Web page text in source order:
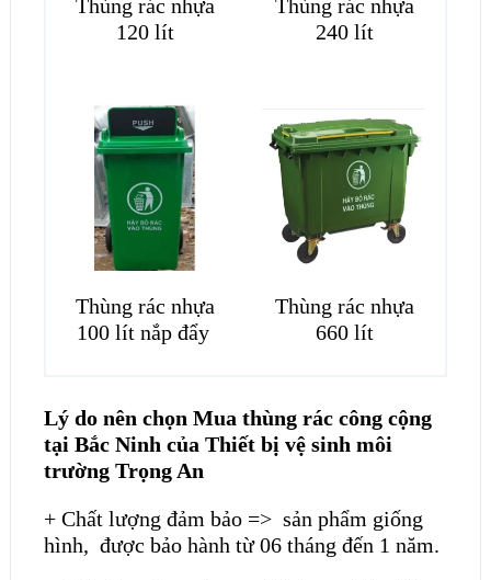
Thùng rác nhựa
120 lít
Thùng rác nhựa
240 lít
Thùng rác nhựa
100 lít nắp đẩy
Thùng rác nhựa
660 lít
Lý do nên chọn Mua thùng rác công cộng
tại Bắc Ninh của Thiết bị vệ sinh môi
trường Trọng An
+ Chất lượng đảm bảo => sản phẩm giống
hình, được bảo hành từ 06 tháng đến 1 năm.